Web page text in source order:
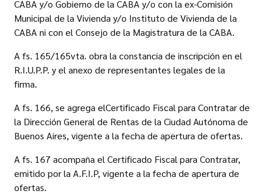
CABA y/o Gobierno de la CABA y/o con la ex-Comisión
Municipal de la Vivienda y/o Instituto de Vivienda de la
CABA ni con el Consejo de la Magistratura de la CABA.
A fs. 165/165vta. obra la constancia de inscripción en el
R.I.U.P.P. y el anexo de representantes legales de la
firma.
A fs. 166, se agrega elCertificado Fiscal para Contratar de
la Dirección General de Rentas de la Ciudad Autónoma de
Buenos Aires, vigente a la fecha de apertura de ofertas.
A fs. 167 acompaña el Certificado Fiscal para Contratar,
emitido por la A.F.I.P, vigente a la fecha de apertura de
ofertas.